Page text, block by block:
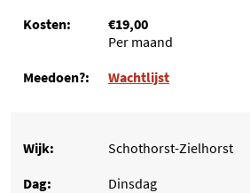
€19,00
Per maand
Wachtlijst
Schothorst-Zielhorst
Dinsdag